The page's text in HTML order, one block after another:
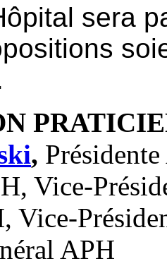
sera
,
Vice-
Vice-
APH